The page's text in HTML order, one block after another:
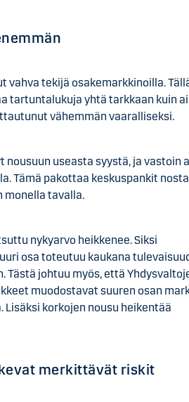
vahva tekijä osakemarkkinoilla.
tartuntalukuja yhtä tarkkaan kuin
vähemmän vaaralliseksi.
useasta syystä, ja vastoin
Tämä pakottaa keskuspankit
monella tavalla.
nykyarvo heikkenee. Siksi
osa toteutuu kaukana
Tästä johtuu myös, että
muodostavat suuren osan
korkojen nousu heikentää
merkittävät riskit